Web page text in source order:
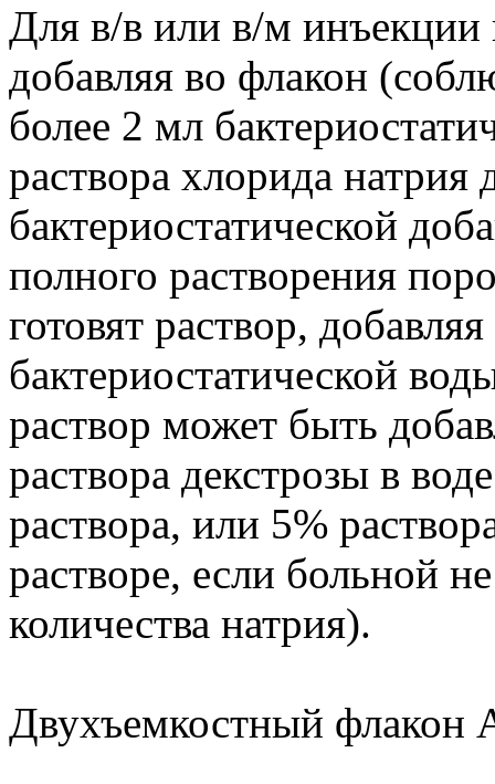
Для в/в или в/м инъекции
добавляя во флакон
более 2 мл
раствора хлорида натрия
бактериостатической
полного растворения
готовят раствор,
бактериостатической
раствор может быть
раствора декстрозы в
раствора, или 5%
растворе, если больной
количества натрия).
Двухъемкостный флакон